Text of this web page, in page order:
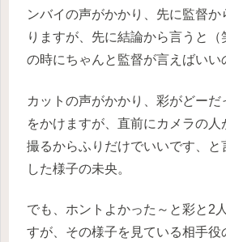
ンバイの声がかかり、先に監督か
りますが、先に結論から言うと
の時にちゃんと監督が言えばいい
カットの声がかかり、彩がどー
をかけますが、直前にカメラの人
撮るからふりだけでいいです、と
した様子の未央。
でも、ホントよかった～と彩と2
すが、その様子を見ている相手役